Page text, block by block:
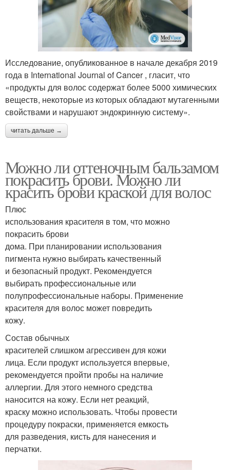
Исследование, опубликованное в начале декабря 2019
года в International Journal of Cancer , гласит, что
«продукты для волос содержат более 5000 химических
веществ, некоторые из которых обладают мутагенными
свойствами и нарушают эндокринную систему».
читать дальше →
Можно ли оттеночным бальзамом
покрасить брови. Можно ли
красить брови краской для волос
Плюс
использования красителя в том, что можно
покрасить брови
дома. При планировании использования
пигмента нужно выбирать качественный
и безопасный продукт. Рекомендуется
выбирать профессиональные или
полупрофессиональные наборы. Применение
красителя для волос может повредить
кожу.
Состав обычных
красителей слишком агрессивен для кожи
лица. Если продукт используется впервые,
рекомендуется пройти пробы на наличие
аллергии. Для этого немного средства
наносится на кожу. Если нет реакций,
краску можно использовать. Чтобы провести
процедуру покраски, применяется емкость
для разведения, кисть для нанесения и
перчатки.